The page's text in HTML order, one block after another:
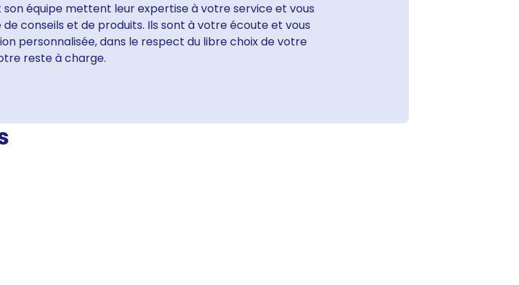
son équipe mettent leur expertise à votre service et vous
conseils et de produits. Ils sont à votre écoute et vous
personnalisée, dans le respect du libre choix de votre
reste à charge.